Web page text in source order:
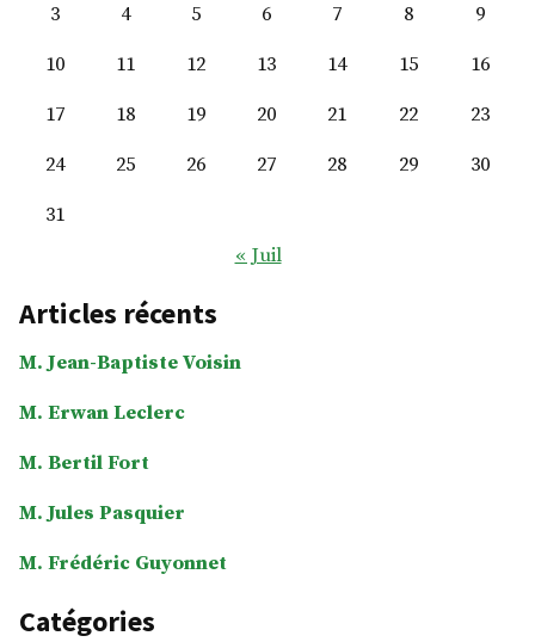
3
4 5 6 7 8
9
10
11 12 13 14 15
16
17
18 19 20 21 22
23
24
25 26 27 28 29
30
31
« Juil
Articles récents
M. Jean-Baptiste Voisin
M. Erwan Leclerc
M. Bertil Fort
M. Jules Pasquier
M. Frédéric Guyonnet
Catégories